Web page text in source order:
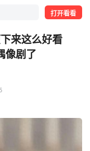
打开看看
来这么好看
像剧了